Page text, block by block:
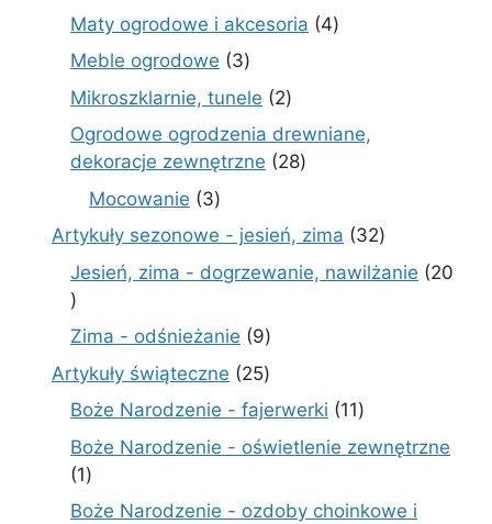
produktów
Maty ogrodowe i akcesoria 44
Meble ogrodowe 33
produkty
Mikroszklarnie, tunele 22
produkty
Ogrodowe ogrodzenia drewniane,
dekoracje zewnętrzne
2828
Mocowanie 33
produkty
Artykuły sezonowe - jesień, zima 3232
produkty
Jesień, zima - dogrzewanie, nawilżanie
20
20
produktów
Zima - odśnieżanie 99
produktów
Artykuły świąteczne 2525
produktów
Boże Narodzenie - fajerwerki 1111
produktów
Boże Narodzenie - oświetlenie zewnętrzne
11
produkt
Boże Narodzenie - ozdoby choinkowe i